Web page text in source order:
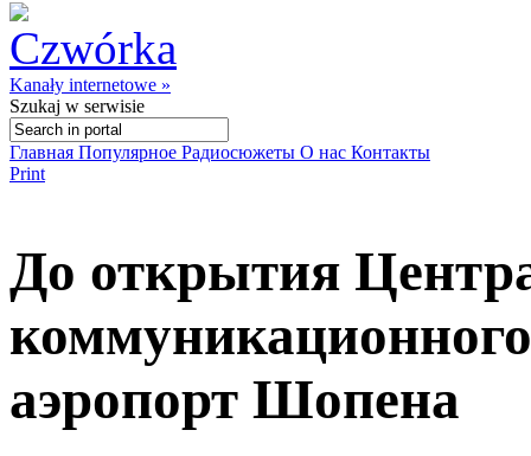
Kanały internetowe »
Szukaj w serwisie
Главная Популярное Радиосюжеты О нас Контакты
Print
До открытия
аэропорт Шопена